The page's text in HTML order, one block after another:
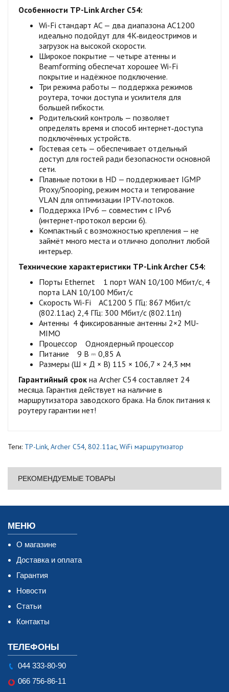
Особенности TP-Link Archer C54:
Wi-Fi стандарт AC — два диапазона AC1200
идеально подойдут для 4К‑видеостримов и
загрузок на высокой скорости.
Широкое покрытие — четыре атенны и
Beamforming обеспечат хорошее Wi-Fi
покрытие и надёжное подключение.
Три режима работы — поддержка режимов
роутера, точки доступа и усилителя для
большей гибкости.
Родительский контроль — позволяет
определять время и способ интернет‑доступа
подключённых устройств.
Гостевая сеть — обеспечивает отдельный
доступ для гостей ради безопасности основной
сети.
Плавные потоки в HD — поддерживает IGMP
Proxy/Snooping, режим моста и тегирование
VLAN для оптимизации IPTV‑потоков.
Поддержка IPv6 — совместим с IPv6
(интернет-протокол версии 6).
Компактный с возможностью крепления — не
займёт много места и отлично дополнит любой
интерьер.
Технические характеристики TP-Link Archer C54:
Порты Ethernet 1 порт WAN 10/100 Мбит/с, 4
порта LAN 10/100 Мбит/с
Скорость Wi-Fi AC1200 5 ГГц: 867 Мбит/с
(802.11ac) 2,4 ГГц: 300 Мбит/с (802.11n)
Антенны 4 фиксированные антенны 2×2 MU-
MIMO
Процессор Одноядерный процессор
Питание 9 В ⎓ 0,85 А
Размеры (Ш × Д × В) 115 × 106,7 × 24,3 мм
Гарантийный срок на Archer C54 составляет 24
месяца. Гарантия действует на наличие в
маршрутизатора заводского брака. На блок питания к
роутеру гарантии нет!
Теги: TP-Link, Archer C54, 802.11ac, WiFi маршрутизатор
РЕКОМЕНДУЕМЫЕ ТОВАРЫ
МЕНЮ
О магазине
Доставка и оплата
Гарантия
Новости
Статьи
Контакты
ТЕЛЕФОНЫ
044 333-80-90
066 756-86-11